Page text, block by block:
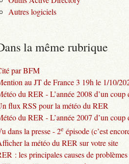
Autres logiciels
la même rubrique
par BFM
au JT de France 3 19h le 1/10/
du RER - L’année 2008 d’un coup
flux RSS pour la météo du RER
du RER - L’année 2007 d’un coup
dans la presse - 2e épisode (c’est
la météo du RER sur votre site
: les principales causes de problèmes